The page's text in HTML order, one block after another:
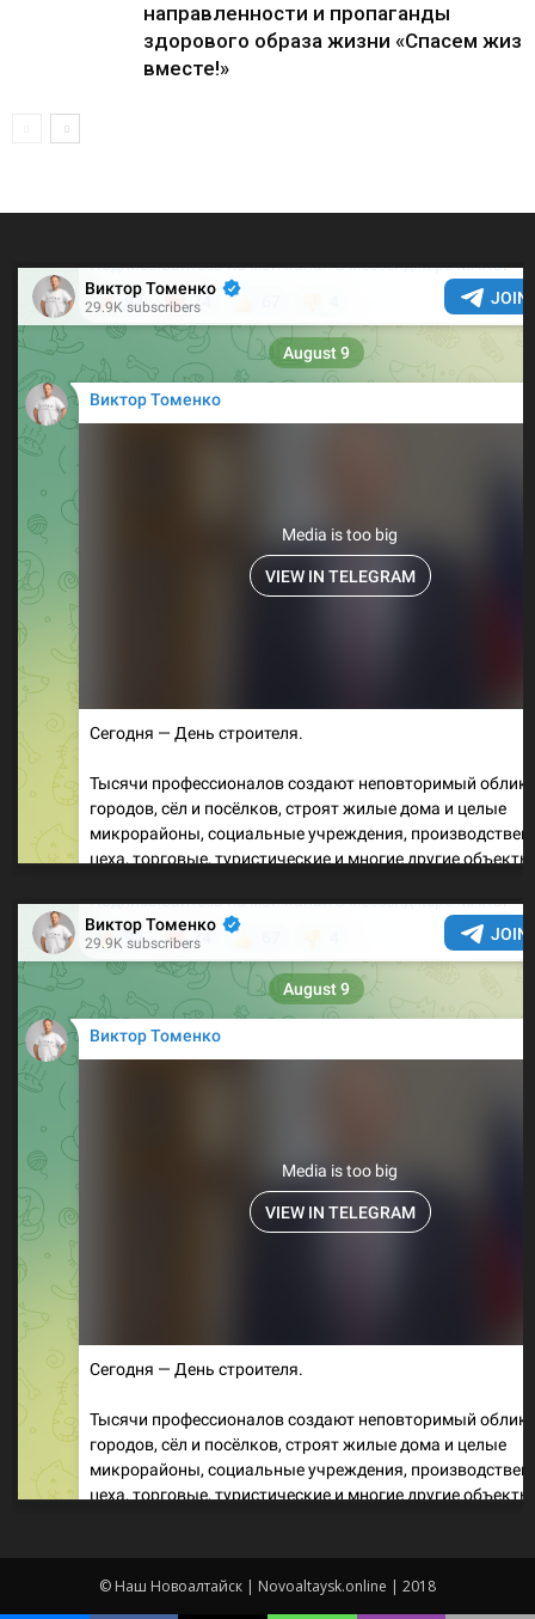
направленности и пропаганды
здорового образа жизни «Спасем
вместе!»
© Наш Новоалтайск | Novoaltaysk.online | 2018